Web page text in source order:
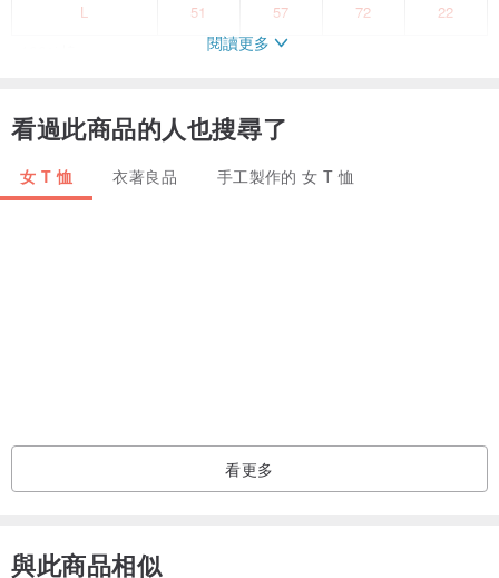
L 51 57 72 22
採用棉質床單材料製成，不會在頸部拉伸，佩戴舒適
● 圓身，無側縫
豐滿刺繡
閱讀更多
看過此商品的人也搜尋了
女 T 恤 衣著良品 手工製作的 女 T 恤
看更多
與此商品相似